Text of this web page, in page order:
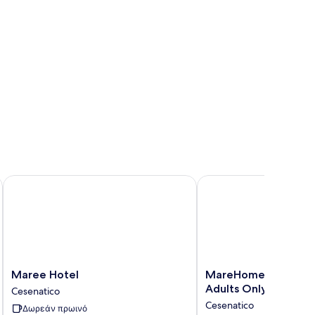
Maree
Hotel
Cesenatico
Maree Hotel
Cesenatico
Δωρεάν πρωινό
Maree Hotel
MareHome
Brunch&Beauty
Adults
MareHome
Adults Only
Cesenatico
MareHome